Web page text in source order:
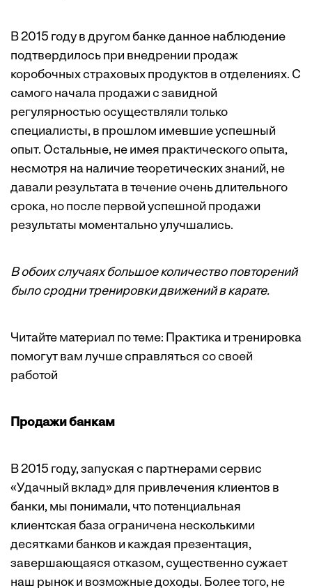
В 2015 году в другом банке данное наблюдение
подтвердилось при внедрении продаж
коробочных страховых продуктов в отделениях. С
самого начала продажи с завидной
регулярностью осуществляли только
специалисты, в прошлом имевшие успешный
опыт. Остальные, не имея практического опыта,
несмотря на наличие теоретических знаний, не
давали результата в течение очень длительного
срока, но после первой успешной продажи
результаты моментально улучшались.
В обоих случаях большое количество повторений
было сродни тренировки движений в карате.
Читайте материал по теме: Практика и тренировка
помогут вам лучше справляться со своей
работой
Продажи банкам
В 2015 году, запуская с партнерами сервис
«Удачный вклад» для привлечения клиентов в
банки, мы понимали, что потенциальная
клиентская база ограничена несколькими
десятками банков и каждая презентация,
завершающаяся отказом, существенно сужает
наш рынок и возможные доходы. Более того, не